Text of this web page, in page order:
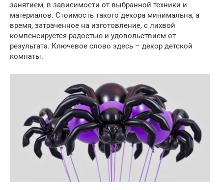
занятием, в зависимости от выбранной техники и
материалов. Стоимость такого декора минимальна, а
время, затраченное на изготовление, с лихвой
компенсируется радостью и удовольствием от
результата. Ключевое слово здесь – декор детской
комнаты.